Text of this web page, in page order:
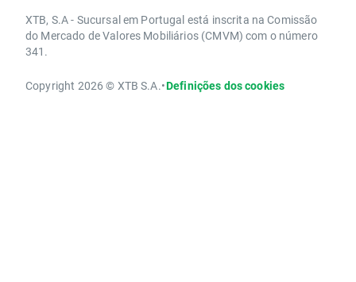
XTB, S.A - Sucursal em Portugal está inscrita na Comissão
do Mercado de Valores Mobiliários (CMVM) com o número
341.
Copyright 2026 © XTB S.A.•Definições dos cookies